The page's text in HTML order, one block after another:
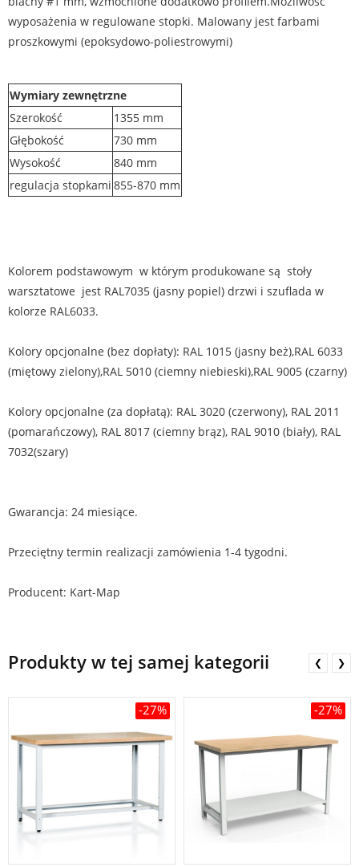
wyposażenia w regulowane stopki. Malowany jest farbami
proszkowymi (epoksydowo-poliestrowymi)
Wymiary zewnętrzne
Szerokość
1355 mm
Głębokość
730 mm
Wysokość
840 mm
regulacja stopkami 855-870 mm
Kolorem podstawowym w którym produkowane są stoły
warsztatowe jest RAL7035 (jasny popiel) drzwi i szuflada w
kolorze RAL6033.
Kolory opcjonalne (bez dopłaty): RAL 1015 (jasny beż),RAL 6033
(miętowy zielony),RAL 5010 (ciemny niebieski),RAL 9005 (czarny)
Kolory opcjonalne (za dopłatą): RAL 3020 (czerwony), RAL 2011
(pomarańczowy), RAL 8017 (ciemny brąz), RAL 9010 (biały), RAL
7032(szary)
Gwarancja: 24 miesiące.
Przeciętny termin realizacji zamówienia 1-4 tygodni.
Producent: Kart-Map
Produkty w tej samej kategorii
-27% -27%
❮ ❯